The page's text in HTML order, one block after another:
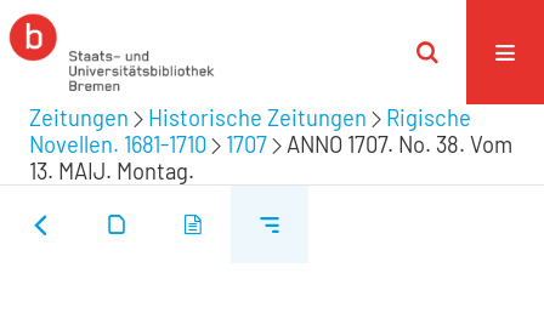
Zeitungen Historische Zeitungen
Rigische
Novellen. 1681-1710
1707
ANNO 1707. No. 38. Vom
13. MAIJ. Montag.